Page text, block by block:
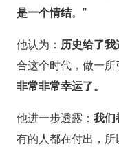
是一个情结。”
他认为： 历史给了我
合这个时代，做一所
非常非常幸运了。
他进一步透露： 我们
有的人都在付出，